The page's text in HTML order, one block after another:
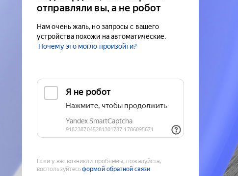
отправляли вы, а не робот
Нам очень жаль, но запросы с вашего
устройства похожи на автоматические.
Почему это могло произойти?
Если у вас возникли проблемы, пожалуйста,
воспользуйтесьформой обратной связи